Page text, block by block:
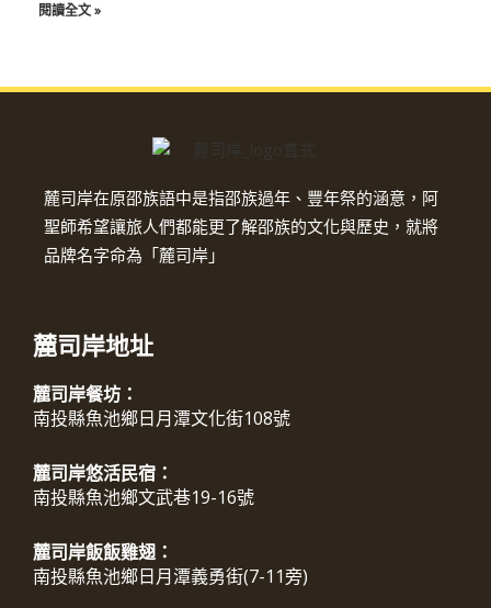
閱讀全文 »
麓司岸在原邵族語中是指邵族過年、豐年祭的涵意，阿
聖師希望讓旅人們都能更了解邵族的文化與歷史，就將
品牌名字命為「麓司岸」
麓司岸地址
麓司岸餐坊：
南投縣魚池鄉日月潭文化街108號
麓司岸悠活民宿：
南投縣魚池鄉文武巷19-16號
麓司岸飯飯雞翅：
南投縣魚池鄉日月潭義勇街(7-11旁)